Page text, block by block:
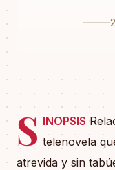
S INOPSIS
telenovela
atrevida y sin